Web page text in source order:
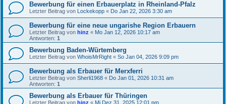
Bewerbung für einen Erbauerplatz in Rheinland-Pfalz
Letzter Beitrag von Lockekopp « Do Jan 22, 2026 3:30 am
Bewerbung für eine neue ungarishe Region Erbauern
Letzter Beitrag von hinz « Mo Jan 12, 2026 10:17 am
Antworten: 1
Bewerbung Baden-Würtemberg
Letzter Beitrag von WhoisMrRight « So Jan 04, 2026 9:09 pm
Bewerbung als Erbauer für Merxferri
Letzter Beitrag von Sherli1968 « Do Jan 01, 2026 10:31 am
Antworten: 1
Bewerbung als Erbauer für Thüringen
Letzter Beitrag von hinz « Mi Dez 31, 2025 12:01 pm